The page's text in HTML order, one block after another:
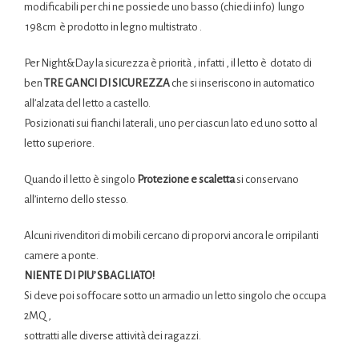
modificabili per chi ne possiede uno basso (chiedi info) lungo
198cm è prodotto in legno multistrato .
Per Night&Day la sicurezza è priorità , infatti , il letto è dotato di
ben TRE GANCI DI SICUREZZA che si inseriscono in automatico
all’alzata del letto a castello.
Posizionati sui fianchi laterali, uno per ciascun lato ed uno sotto al
letto superiore.
Quando il letto è singolo Protezione e scalettasi conservano
all’interno dello stesso.
Alcuni rivenditori di mobili cercano di proporvi ancora le orripilanti
camere a ponte.
NIENTE DI PIU’ SBAGLIATO!
Si deve poi soffocare sotto un armadio un letto singolo che occupa
2MQ ,
sottratti alle diverse attività dei ragazzi.